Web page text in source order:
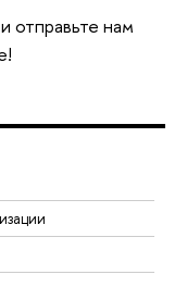
отправьте нам